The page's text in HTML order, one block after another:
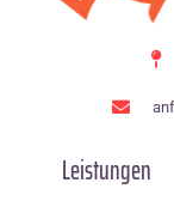
Leistungen